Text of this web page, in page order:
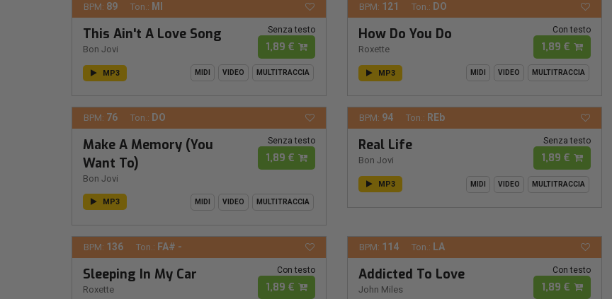
BPM: 89 Ton.: MI
This Ain't A Love Song
Bon Jovi
Senza testo
1,89 €
MP3 MIDI VIDEO MULTITRACCIA
BPM: 121 Ton.: DO
How Do You Do
Roxette
Con testo
1,89 €
MP3 MIDI VIDEO MULTITRACCIA
BPM: 76 Ton.: DO
Make A Memory (You
Want To)
Bon Jovi
Senza testo
1,89 €
MP3 MIDI VIDEO MULTITRACCIA
BPM: 94 Ton.: REb
Real Life
Bon Jovi
Senza testo
1,89 €
MP3 MIDI VIDEO MULTITRACCIA
BPM: 136 Ton.: FA# -
Sleeping In My Car
Roxette
Con testo
1,89 €
BPM: 114 Ton.: LA
Addicted To Love
John Miles
Con testo
1,89 €